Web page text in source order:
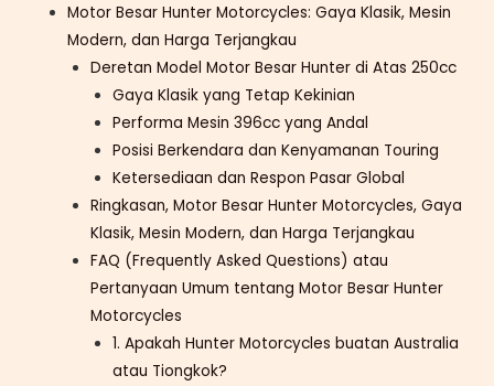
Motor Besar Hunter Motorcycles: Gaya Klasik, Mesin
Modern, dan Harga Terjangkau
Deretan Model Motor Besar Hunter di Atas 250cc
Gaya Klasik yang Tetap Kekinian
Performa Mesin 396cc yang Andal
Posisi Berkendara dan Kenyamanan Touring
Ketersediaan dan Respon Pasar Global
Ringkasan, Motor Besar Hunter Motorcycles, Gaya
Klasik, Mesin Modern, dan Harga Terjangkau
FAQ (Frequently Asked Questions) atau
Pertanyaan Umum tentang Motor Besar Hunter
Motorcycles
1. Apakah Hunter Motorcycles buatan Australia
atau Tiongkok?